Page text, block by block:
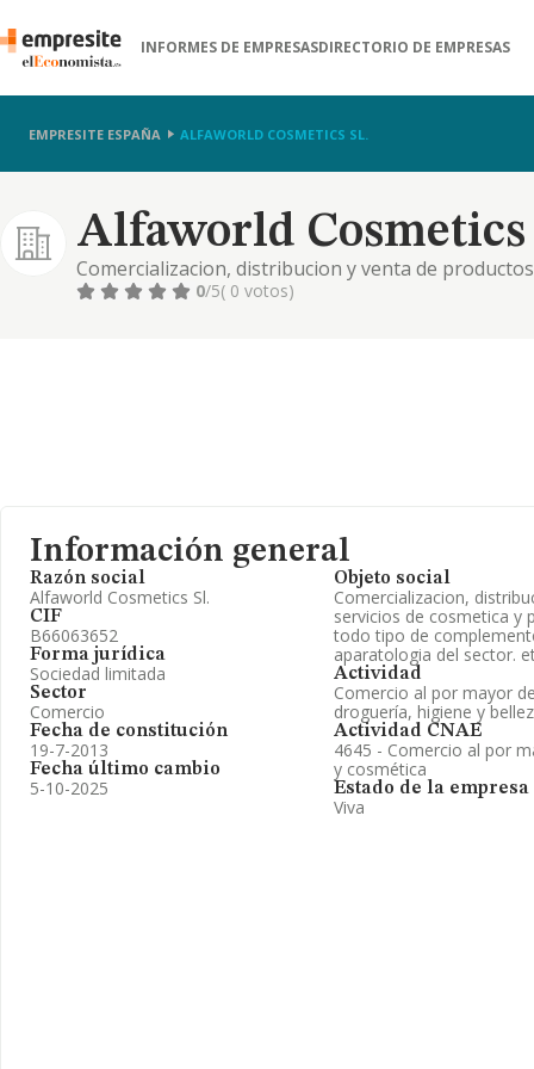
INFORMES DE EMPRESASDIRECTORIO DE EMPRESAS
EMPRESITE ESPAÑA ALFAWORLD COSMETICS SL.
Alfaworld Cosmetics
Comercializacion, distribucion y venta de
venta de todo tipo de complementos, accesorios,
0/5( 0 votos)
Información general
Razón social
Alfaworld Cosmetics Sl.
CIF
B66063652
Forma jurídica
Sociedad limitada
Sector
Comercio
Fecha de constitución
19-7-2013
Fecha último cambio
5-10-2025
Objeto social
Comercializacion,
servicios de cosmetica y
todo tipo de
aparatologia del sector.
Actividad
Comercio al por mayor
droguería, higiene y
Actividad CNAE
4645 - Comercio al por
y cosmética
Estado de la empresa
Viva